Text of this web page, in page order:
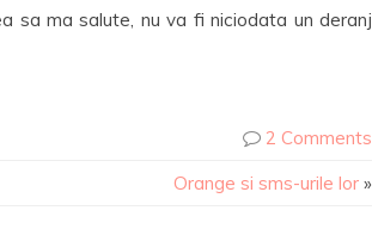
sa ma salute, nu va fi niciodata un deranj
2 Comments
Orange si sms-urile lor »